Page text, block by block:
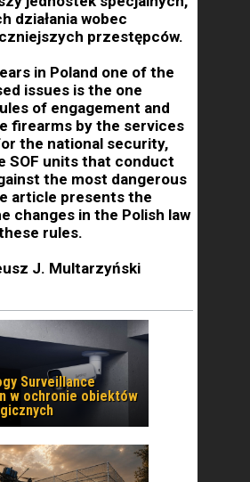
działania wobec
przestępców.
in Poland one of the
issues is the one
of engagement and
firearms by the services
the national security,
SOF units that conduct
the most dangerous
article presents the
changes in the Polish law
rules.
J. Multarzyński
Surveillance
w ochronie obiektów